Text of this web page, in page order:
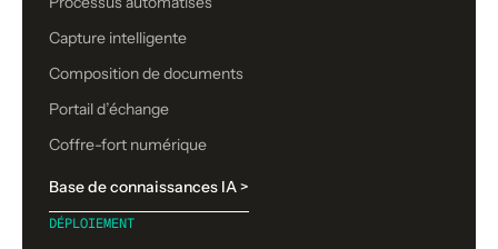
Capture intelligente
Composition de documents
Portail d’échange
Coffre-fort numérique
Base de connaissances IA >
DÉPLOIEMENT